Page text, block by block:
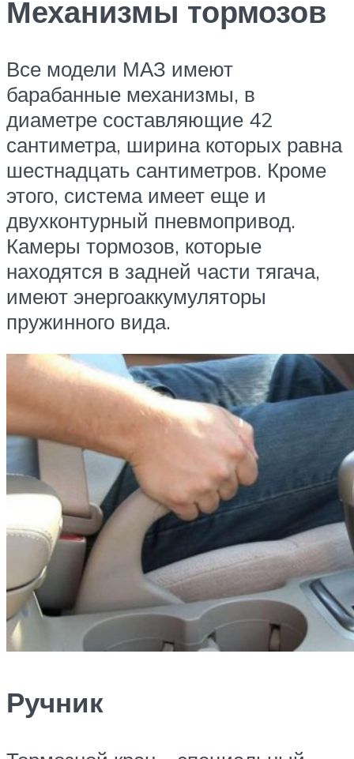
Механизмы тормозов
Все модели МАЗ имеют
барабанные механизмы, в
диаметре составляющие 42
сантиметра, ширина которых равна
шестнадцать сантиметров. Кроме
этого, система имеет еще и
двухконтурный пневмопривод.
Камеры тормозов, которые
находятся в задней части тягача,
имеют энергоаккумуляторы
пружинного вида.
Ручник